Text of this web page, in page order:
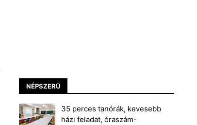
NÉPSZERŰ
35 perces tanórák, kevesebb
házi feladat, óraszám-